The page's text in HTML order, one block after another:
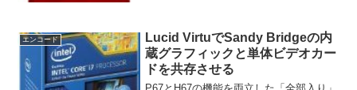
Windows DefenderにMicroso...
エンコード
Lucid VirtuでSandy Bridgeの内
蔵グラフィックと単体ビデオカー
ドを共存させる